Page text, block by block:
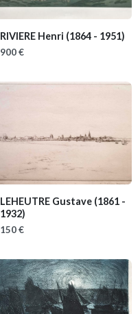
RIVIERE Henri (1864 - 1951)
900 €
LEHEUTRE Gustave (1861 -
1932)
150 €